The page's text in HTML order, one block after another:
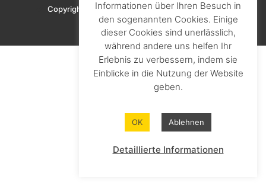
Copyright © 2023 KNAPHEIDE SOLUTIONS GmbH
Informationen über Ihren Besuch in
den sogenannten Cookies. Einige
dieser Cookies sind unerlässlich,
während andere uns helfen Ihr
Erlebnis zu verbessern, indem sie
Einblicke in die Nutzung der Website
geben.
OK Ablehnen
Detaillierte Informationen